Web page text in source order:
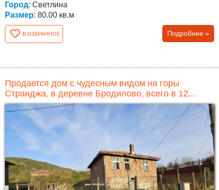
Город: Светлина
Размер: 80.00 кв.м
В ИЗБРАННОЕ Подробнее »
Продается дом с чудесным видом на горы
Странджа, в деревне Бродилово, всего в 12...